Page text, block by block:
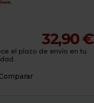
32,90 €
el plazo de envío en tu